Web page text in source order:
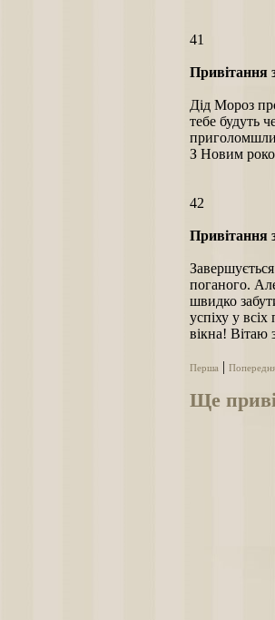
41
Привітання
Дід Мороз
тебе будуть
З Новим
42
Привітання
поганого.
швидко
успіху у
вікна!
Перша
Ще